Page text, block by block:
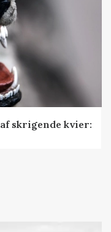
skrigende kvier: